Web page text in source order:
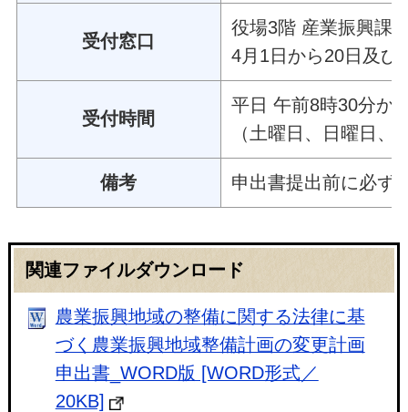
受付窓口
役場3階 産業振興課
4月1日から20日及び
受付時間
平日 午前8時30分か
（土曜日、日曜日、
備考 申出書提出前に必ず
関連ファイルダウンロード
農業振興地域の整備に関する法律に基
づく農業振興地域整備計画の変更計画
申出書_WORD版 [WORD形式／
20KB]